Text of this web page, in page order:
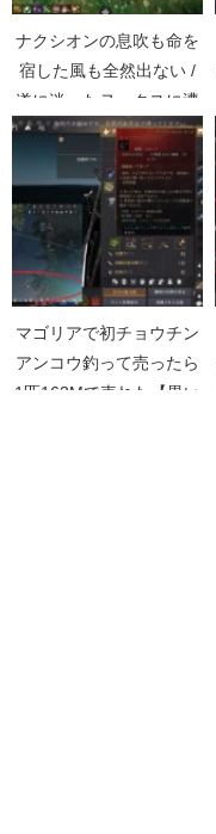
ナクシオンの息吹も命を
宿した風も全然出ない /
道に迷ったヌックスに遭
遇【黒い砂漠Part3438】
マゴリアで初チョウチン
アンコウ釣って売ったら
1匹163Mで売れた【黒い